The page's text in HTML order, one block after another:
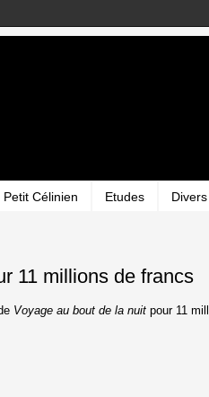
Célinien Etudes Divers
11 millions de francs
Voyage au bout de la nuit pour 11